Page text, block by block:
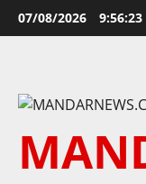
Skip
to
07/08/2026 9:56:24